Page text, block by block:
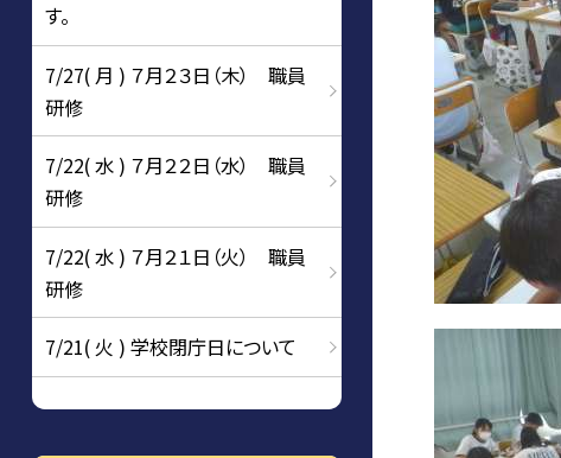
す。
7/27( 月 ) ７月２３日（木） 職員
研修
7/22( 水 ) ７月２２日（水） 職員
研修
7/22( 水 ) ７月２１日（火） 職員
研修
7/21( 火 ) 学校閉庁日について